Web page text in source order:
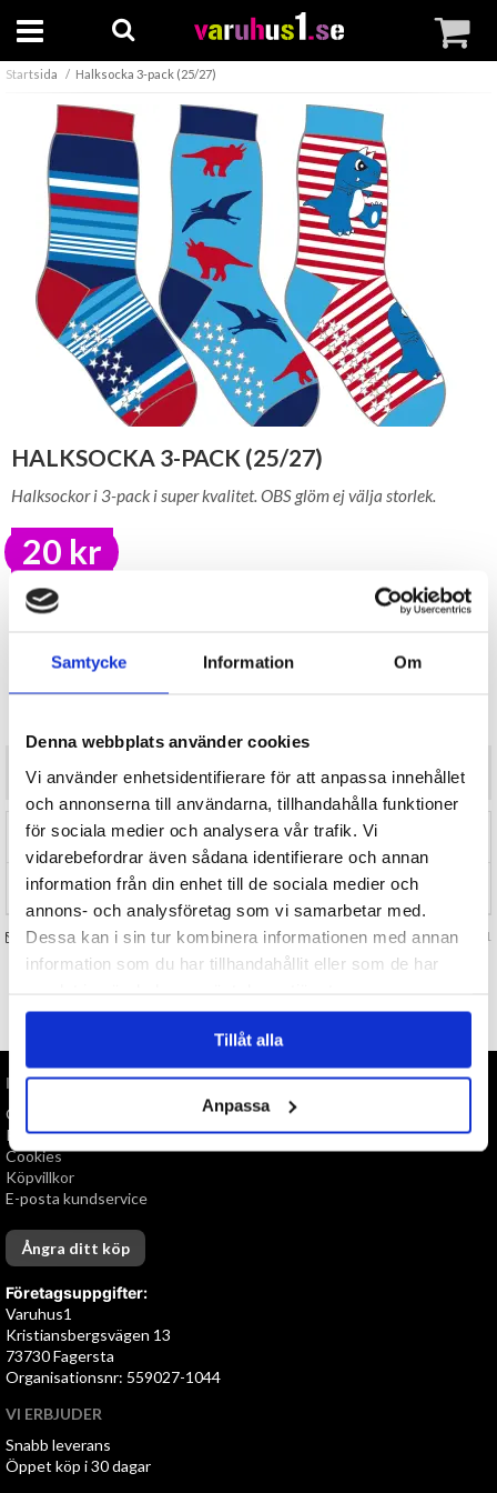
Samtycke Information Om
Denna webbplats använder cookies
Vi använder enhetsidentifierare för att anpassa innehållet
och annonserna till användarna, tillhandahålla funktioner
för sociala medier och analysera vår trafik. Vi
vidarebefordrar även sådana identifierare och annan
information från din enhet till de sociala medier och
annons- och analysföretag som vi samarbetar med.
Dessa kan i sin tur kombinera informationen med annan
information som du har tillhandahållit eller som de har
Tillåt alla
Anpassa
Startsida Halksocka 3-pack (25/27)
HALKSOCKA 3-PACK (25/27)
Halksockor i 3-pack i super kvalitet. OBS glöm ej välja storlek.
20 kr
LAGER I SVERIGE, SNABB LEVERANS ÖPPET KÖP I 30 DAGAR
BEVAKA
Halksockor i 3-pack i super kvalitet. OBS glöm ej välja storlek.
RECENSIONER (0)
TIPSA
FRÅGA OSS OM VARAN Art. nr 125031
TILL TOPPEN
INFORMATION
Om oss
Personuppgiftspolicy
Cookies
Köpvillkor
E-posta kundservice
Ångra ditt köp
Företagsuppgifter:
Varuhus1
Kristiansbergsvägen 13
73730 Fagersta
Organisationsnr: 559027-1044
VI ERBJUDER
Snabb leverans
Öppet köp i 30 dagar